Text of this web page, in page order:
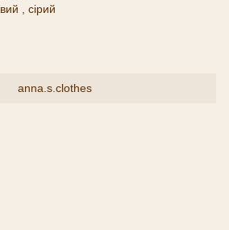
, сірий
anna.s.clothes